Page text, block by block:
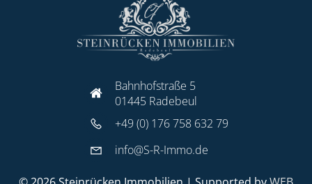
Bahnhofstraße 5
01445 Radebeul
+49 (0) 176 758 632 79
info@S-R-Immo.de